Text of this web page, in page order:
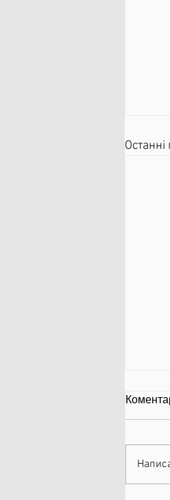
Останні